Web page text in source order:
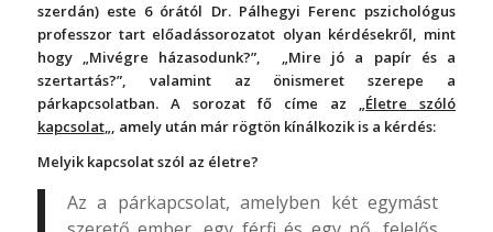
szerdán) este 6 órától Dr. Pálhegyi Ferenc pszichológus
professzor tart előadássorozatot olyan kérdésekről, mint
hogy „Mivégre házasodunk?”, „Mire jó a papír és a
szertartás?”, valamint az önismeret szerepe a
párkapcsolatban. A sorozat fő címe az „Életre szóló
kapcsolat„, amely után már rögtön kínálkozik is a kérdés:
Melyik kapcsolat szól az életre?
Az a párkapcsolat, amelyben két egymást